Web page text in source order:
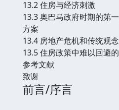
13.2 住房与经济刺激
13.3 奥巴马政府时期的第
方案
13.4 房地产危机和传统观念
13.5 住房政策中难以回避
参考文献
致谢
前言/序言